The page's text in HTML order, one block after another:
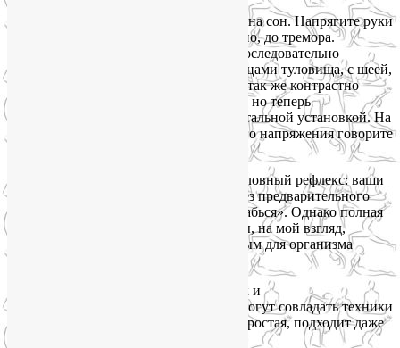
Итак, вы лежите в кровати, настроены на сон. Напрягите руки
от пальцев до плеч. На 5 секунд. Сильно, до тремора.
Расслабьте руки, отдышитесь. Затем последовательно
проделайте то же самое с ногами, мышцами туловища, с шеей,
лицом. Затем начните сначала, еще раз так же контрастно
поработайте со всеми группами мышц, но теперь
сопровождайте упражнение еще и ментальной установкой. На
каждом шаге после фазы максимального напряжения говорите
Через несколько дней сформируется условный рефлекс: ваши
мышцы научатся расслабляться даже без предварительного
напряжения, от одной команды «Расслабься». Однако полная
версия контрастной силовой Шавасаны, на мой взгляд,
является более эффективным и полезным для организма
А с большим количеством ментальных и
психоэмоциональных напряжений помогут совладать техники
расслабляющего дыхания. Вот самая простая, подходит даже